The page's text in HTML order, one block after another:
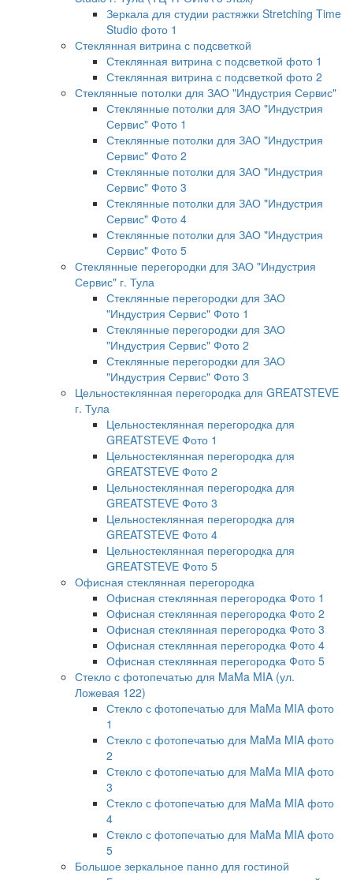
Зеркала для студии растяжки Stretching Time
Studio фото 1
Стеклянная витрина с подсветкой
Стеклянная витрина с подсветкой фото 1
Стеклянная витрина с подсветкой фото 2
Стеклянные потолки для ЗАО "Индустрия Сервис"
Стеклянные потолки для ЗАО "Индустрия
Сервис" Фото 1
Стеклянные потолки для ЗАО "Индустрия
Сервис" Фото 2
Стеклянные потолки для ЗАО "Индустрия
Сервис" Фото 3
Стеклянные потолки для ЗАО "Индустрия
Сервис" Фото 4
Стеклянные потолки для ЗАО "Индустрия
Сервис" Фото 5
Стеклянные перегородки для ЗАО "Индустрия
Сервис" г. Тула
Стеклянные перегородки для ЗАО
"Индустрия Сервис" Фото 1
Стеклянные перегородки для ЗАО
"Индустрия Сервис" Фото 2
Стеклянные перегородки для ЗАО
"Индустрия Сервис" Фото 3
Цельностеклянная перегородка для GREATSTEVE
г. Тула
Цельностеклянная перегородка для
GREATSTEVE Фото 1
Цельностеклянная перегородка для
GREATSTEVE Фото 2
Цельностеклянная перегородка для
GREATSTEVE Фото 3
Цельностеклянная перегородка для
GREATSTEVE Фото 4
Цельностеклянная перегородка для
GREATSTEVE Фото 5
Офисная стеклянная перегородка
Офисная стеклянная перегородка Фото 1
Офисная стеклянная перегородка Фото 2
Офисная стеклянная перегородка Фото 3
Офисная стеклянная перегородка Фото 4
Офисная стеклянная перегородка Фото 5
Стекло с фотопечатью для MaMa MIA (ул.
Ложевая 122)
Стекло с фотопечатью для MaMa MIA фото
1
Стекло с фотопечатью для MaMa MIA фото
2
Стекло с фотопечатью для MaMa MIA фото
3
Стекло с фотопечатью для MaMa MIA фото
4
Стекло с фотопечатью для MaMa MIA фото
5
Большое зеркальное панно для гостиной